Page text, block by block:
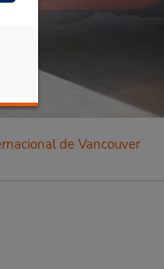
de Vancouver